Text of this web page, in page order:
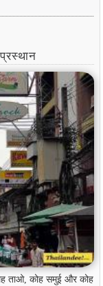
ताओ, कोह समुई और कोह